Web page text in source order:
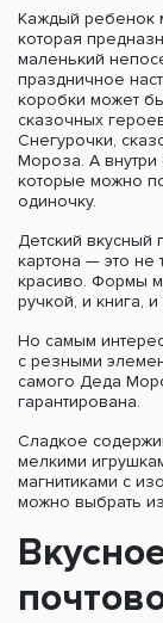
Каждый ребенок
которая
маленький
праздничное
коробки может
сказочных
Снегурочки,
Мороза. А внутри
которые можно
одиночку.
Детский вкусный
картона — это не
красиво. Формы
ручкой, и книга,
Но самым
с резными
самого Деда
гарантирована.
Сладкое
мелкими
магнитиками с
можно выбрать